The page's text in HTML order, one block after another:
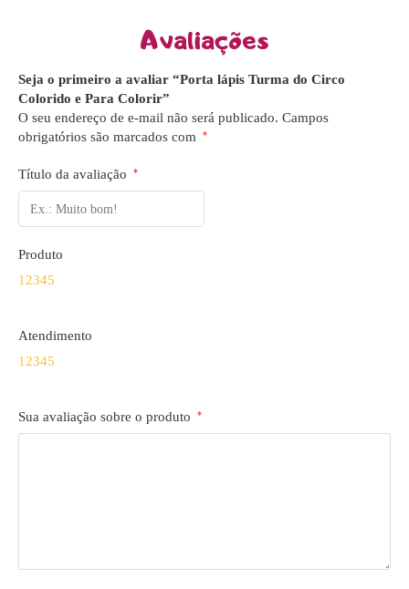
Avaliações
Seja o primeiro a avaliar “Porta lápis Turma do Circo
Colorido e Para Colorir”
O seu endereço de e-mail não será publicado. Campos
obrigatórios são marcados com
*
Título da avaliação *
Produto
12345
Atendimento
12345
Sua avaliação sobre o produto *